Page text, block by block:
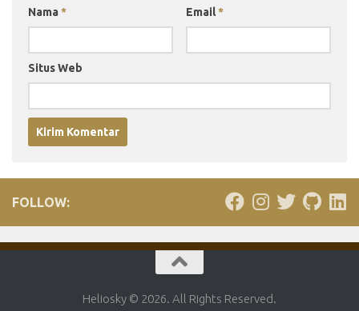
Nama * Email*
Situs Web
FOLLOW:
Heliosky © 2026. All Rights Reserved.